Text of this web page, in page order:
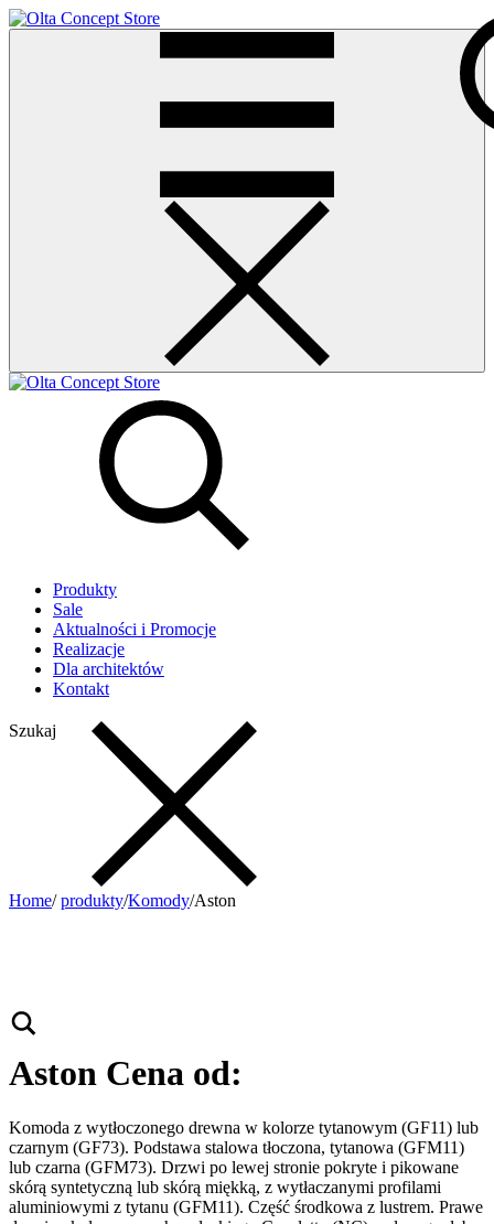
Produkty
Sale
Aktualności i Promocje
Realizacje
Dla architektów
Kontakt
Szukaj
Home/ produkty/Komody/Aston
Aston Cena od:
Komoda z wytłoczonego drewna w kolorze tytanowym (GF11) lub
czarnym (GF73). Podstawa stalowa tłoczona, tytanowa (GFM11)
lub czarna (GFM73). Drzwi po lewej stronie pokryte i pikowane
skórą syntetyczną lub skórą miękką, z wytłaczanymi profilami
aluminiowymi z tytanu (GFM11). Część środkowa z lustrem. Prawe